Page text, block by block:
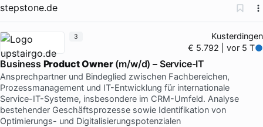
stepstone.de
Kusterdingen
€ 5.792 | vor 5 T
Business ProductOwner(m/w/d) – Service-IT
Ansprechpartner und Bindeglied zwischen Fachbereichen,
Prozessmanagement und IT-Entwicklung für internationale
Service-IT-Systeme, insbesondere im CRM-Umfeld. Analyse
bestehender Geschäftsprozesse sowie Identifikation von
Optimierungs- und Digitalisierungspotenzialen
3